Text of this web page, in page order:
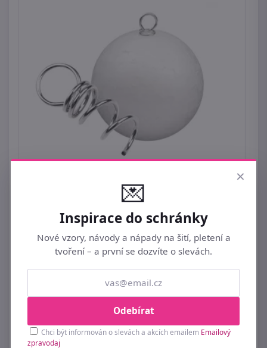
×
💌
Inspirace do schránky
Nové vzory, návody a nápady na šití, pletení a
tvoření – a první se dozvíte o slevách.
Odebírat
Chci být informován o slevách a akcích emailem Emailový
zpravodaj